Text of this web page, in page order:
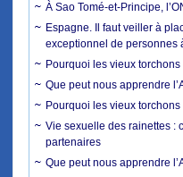
À Sao Tomé-et-Principe,
Espagne. Il faut veiller à
exceptionnel de personnes
Pourquoi les vieux
Que peut nous apprendre
Pourquoi les vieux
Vie sexuelle des rainettes :
partenaires
Que peut nous apprendre